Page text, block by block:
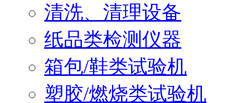
清洗、清理设备
纸品类检测仪器
箱包/鞋类试验机
塑胶/燃烧类试验机